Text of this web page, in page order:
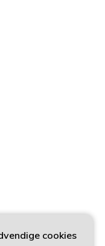
cookies